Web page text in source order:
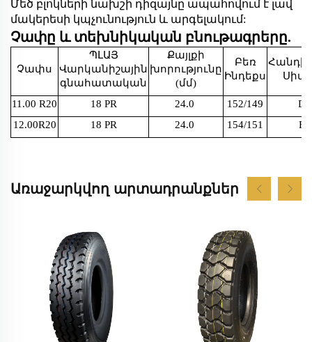
Մեծ բլոկների նախշի դիզայնը ապահովում է լավ
մակերեսի կպչունություն և արգելակում:
Չափը և տեխնիկական բնութագրերը.
Չափս
ՊԼԱՅ
Վարկանիշային
գնահատական
Քայլքի
խորությունը
(մմ)
Բեռ
Ինդեքս
11.00 R20 18 PR 24.0 152/149
D
12.00R20
18 PR 24.0 154/151 F
Առաջարկվող արտադրանքներ